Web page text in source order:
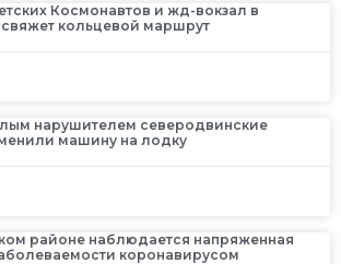
Космонавтов и жд-вокзал в
свяжет кольцевой маршрут
нарушителем северодвинские
машину на лодку
районе наблюдается напряженная
коронавирусом